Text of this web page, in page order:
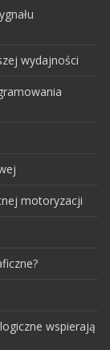
wydajności
motoryzacji
wspierają